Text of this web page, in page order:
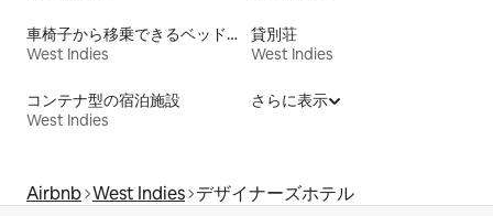
車椅子から移乗できるベッドがある宿泊施設
West Indies
貸別荘
West Indies
コンテナ型の宿泊施設
West Indies
さらに表示
Airbnb West Indies デザイナーズホテル